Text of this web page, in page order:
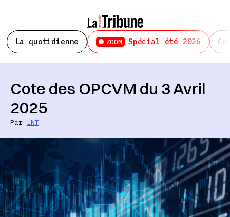
La quotidienne ZOOM Spécial été 2026
Cote des OPCVM du 3 Avril
2025
Par LNT